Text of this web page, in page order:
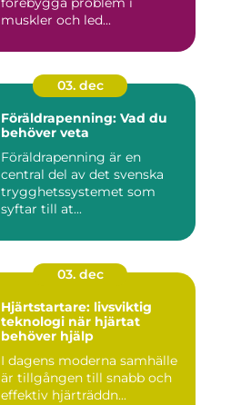
muskler och led...
03. dec
Föräldrapenning: Vad du
behöver veta
Föräldrapenning är en
central del av det svenska
trygghetssystemet som
syftar till at...
03. dec
Hjärtstartare: livsviktig
teknologi när hjärtat
behöver hjälp
I dagens moderna samhälle
är tillgången till snabb och
effektiv hjärträddn...